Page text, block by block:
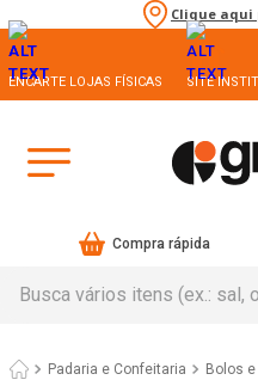
Clique aqui
ENCARTE LOJAS FÍSICAS SITE
Compra rápida
Padaria e Confeitaria Bolos